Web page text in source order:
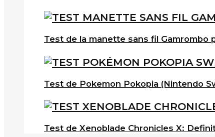
Test de la manette sans fil Gamrombo
Test de Pokemon Pokopia (Nintendo
Test de Xenoblade Chronicles X: